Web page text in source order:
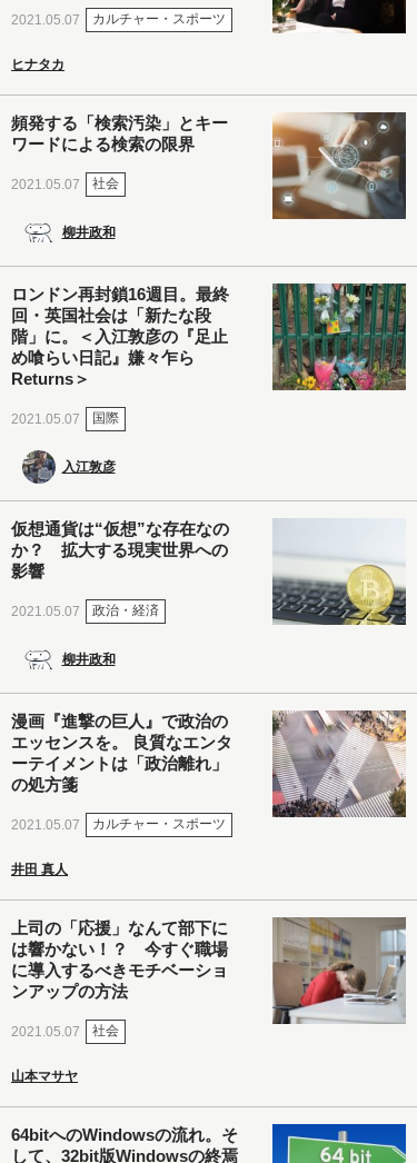
2021.05.07 カルチャー・スポーツ
ヒナタカ
頻発する「検索汚染」とキー
ワードによる検索の限界
2021.05.07 社会
柳井政和
ロンドン再封鎖16週目。最終
回・英国社会は「新たな段
階」に。＜入江敦彦の『足止
め喰らい日記』嫌々乍ら
Returns＞
2021.05.07 国際
入江敦彦
仮想通貨は“仮想”な存在なの
か？ 拡大する現実世界への
影響
2021.05.07 政治・経済
柳井政和
漫画『進撃の巨人』で政治の
エッセンスを。 良質なエンタ
ーテイメントは「政治離れ」
の処方箋
2021.05.07 カルチャー・スポーツ
井田 真人
上司の「応援」なんて部下に
は響かない！？ 今すぐ職場
に導入するべきモチベーショ
ンアップの方法
2021.05.07 社会
山本マサヤ
64bitへのWindowsの流れ。そ
して、32bit版Windowsの終焉